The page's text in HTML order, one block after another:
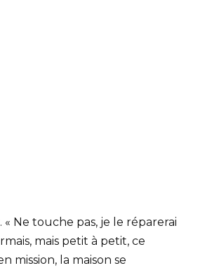
Ne touche pas, je le réparerai
mais petit à petit, ce
mission, la maison se